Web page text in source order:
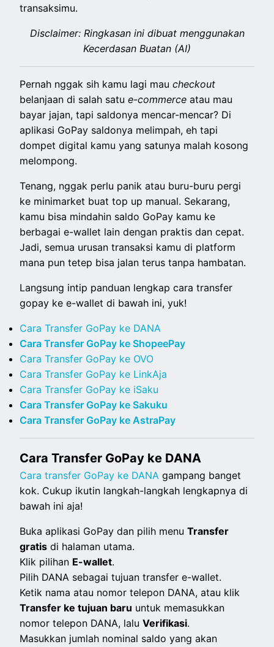
transaksimu.
Disclaimer: Ringkasan ini dibuat menggunakan
Kecerdasan Buatan (AI)
Pernah nggak sih kamu lagi maucheckout
belanjaan di salah satue-commerce atau mau
bayar jajan, tapi saldonya mencar-mencar? Di
aplikasi GoPay saldonya melimpah, eh tapi
dompet digital kamu yang satunya malah kosong
melompong.
Tenang, nggak perlu panik atau buru-buru pergi
ke minimarket buat top up manual. Sekarang,
kamu bisa mindahin saldo GoPay kamu ke
berbagai e-wallet lain dengan praktis dan cepat.
Jadi, semua urusan transaksi kamu di platform
mana pun tetep bisa jalan terus tanpa hambatan.
Langsung intip panduan lengkap cara transfer
gopay ke e-wallet di bawah ini, yuk!
Cara Transfer GoPay ke DANA
Cara Transfer GoPay ke ShopeePay
Cara Transfer GoPay ke OVO
Cara Transfer GoPay ke LinkAja
Cara Transfer GoPay ke iSaku
Cara Transfer GoPay ke Sakuku
Cara Transfer GoPay ke AstraPay
Cara Transfer GoPay ke DANA
Cara transfer GoPay ke DANA gampang banget
kok. Cukup ikutin langkah-langkah lengkapnya di
bawah ini aja!
Buka aplikasi GoPay dan pilih menuTransfer
gratis di halaman utama.
Klik pilihan E-wallet.
Pilih DANA sebagai tujuan transfer e-wallet.
Ketik nama atau nomor telepon DANA, atau klik
Transfer ke tujuan baru untuk memasukkan
nomor telepon DANA, laluVerifikasi.
Masukkan jumlah nominal saldo yang akan